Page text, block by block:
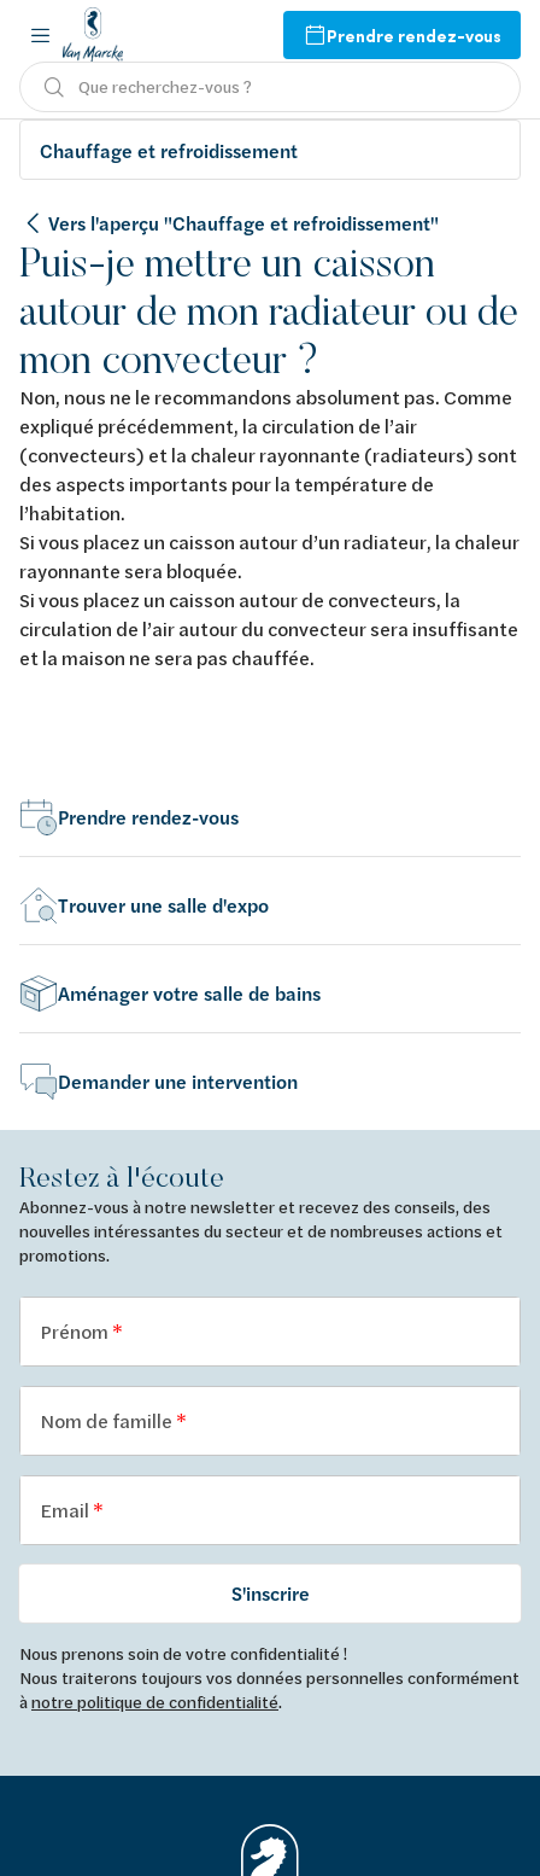
Prendre rendez-vous
Que recherchez-vous ?
Chauffage et refroidissement
Vers l'aperçu "Chauffage et refroidissement"
Puis-je mettre un caisson
autour de mon radiateur ou de
mon convecteur ?
Non, nous ne le recommandons absolument pas. Comme
expliqué précédemment, la circulation de l’air
(convecteurs) et la chaleur rayonnante (radiateurs) sont
des aspects importants pour la température de
l’habitation.
Si vous placez un caisson autour d’un radiateur, la chaleur
rayonnante sera bloquée.
Si vous placez un caisson autour de convecteurs, la
circulation de l’air autour du convecteur sera insuffisante
et la maison ne sera pas chauffée.
Prendre rendez-vous
Trouver une salle d'expo
Aménager votre salle de bains
Demander une intervention
Restez à l'écoute
Abonnez-vous à notre newsletter et recevez des conseils, des
nouvelles intéressantes du secteur et de nombreuses actions et
promotions.
Prénom
Nom de famille
Email
S'inscrire
Nous prenons soin de votre confidentialité !
Nous traiterons toujours vos données personnelles conformément
ànotre politique de confidentialité.